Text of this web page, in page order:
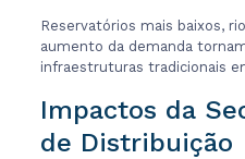
Reservatórios mais baixos,
aumento da demanda
infraestruturas tradicionais
Impactos da
de Distribuição